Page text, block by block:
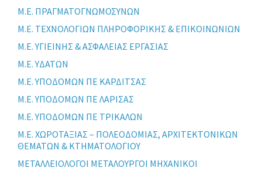
Μ.Ε. ΠΡΑΓΜΑΤΟΓΝΩΜΟΣΥΝΩΝ
Μ.Ε. ΤΕΧΝΟΛΟΓΙΩΝ ΠΛΗΡΟΦΟΡΙΚΗΣ & ΕΠΙΚΟΙΝΩΝΙΩΝ
Μ.Ε. ΥΓΙΕΙΝΗΣ & ΑΣΦΑΛΕΙΑΣ ΕΡΓΑΣΙΑΣ
Μ.Ε. ΥΔΑΤΩΝ
Μ.Ε. ΥΠΟΔΟΜΩΝ ΠΕ ΚΑΡΔΙΤΣΑΣ
Μ.Ε. ΥΠΟΔΟΜΩΝ ΠΕ ΛΑΡΙΣΑΣ
Μ.Ε. ΥΠΟΔΟΜΩΝ ΠΕ ΤΡΙΚΑΛΩΝ
Μ.Ε. ΧΩΡΟΤΑΞΙΑΣ – ΠΟΛΕΟΔΟΜΙΑΣ, ΑΡΧΙΤΕΚΤΟΝΙΚΩΝ
ΘΕΜΑΤΩΝ & ΚΤΗΜΑΤΟΛΟΓΙΟΥ
ΜΕΤΑΛΛΕΙΟΛΟΓΟΙ ΜΕΤΑΛΟΥΡΓΟΙ ΜΗΧΑΝΙΚΟΙ